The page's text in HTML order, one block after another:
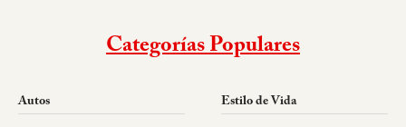
Categorías Populares
Autos Estilo de Vida